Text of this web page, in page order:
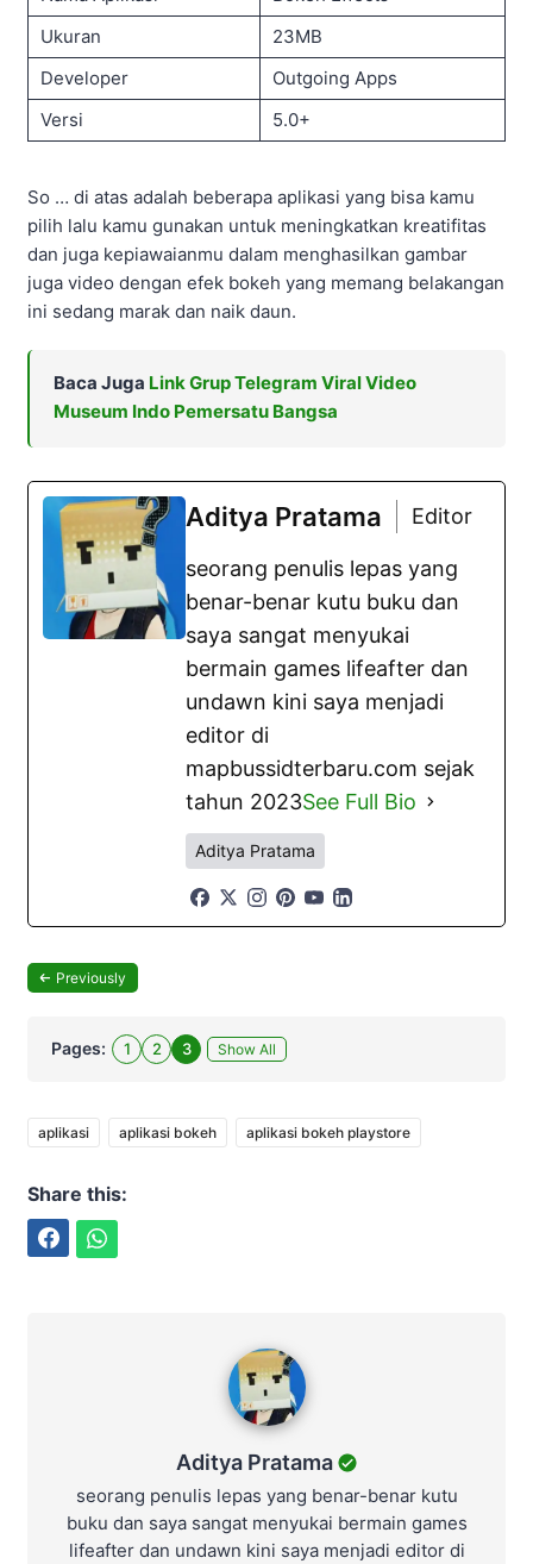
Ukuran
23MB
Developer
Outgoing Apps
Versi
5.0+
So … di atas adalah beberapa aplikasi yang bisa kamu
pilih lalu kamu gunakan untuk meningkatkan kreatifitas
dan juga kepiawaianmu dalam menghasilkan gambar
juga video dengan efek bokeh yang memang belakangan
ini sedang marak dan naik daun.
Baca Juga Link Grup Telegram Viral Video
Museum Indo Pemersatu Bangsa
Aditya Pratama Editor
seorang penulis lepas yang
benar-benar kutu buku dan
saya sangat menyukai
bermain games lifeafter dan
undawn kini saya menjadi
editor di
mapbussidterbaru.com sejak
tahun 2023See Full Bio
Aditya Pratama
Previously
Pages: 1 2 3 Show All
aplikasi aplikasi bokeh aplikasi bokeh playstore
Share this:
Aditya Pratama
seorang penulis lepas yang benar-benar kutu
buku dan saya sangat menyukai bermain games
lifeafter dan undawn kini saya menjadi editor di